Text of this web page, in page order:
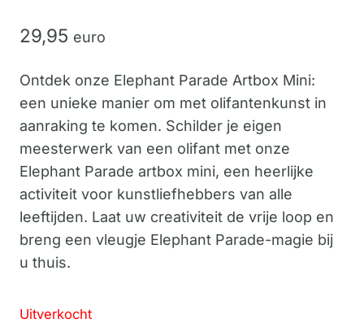
29,95 euro
Ontdek onze Elephant Parade Artbox Mini:
een unieke manier om met olifantenkunst in
aanraking te komen. Schilder je eigen
meesterwerk van een olifant met onze
Elephant Parade artbox mini, een heerlijke
activiteit voor kunstliefhebbers van alle
leeftijden. Laat uw creativiteit de vrije loop en
breng een vleugje Elephant Parade-magie bij
u thuis.
Uitverkocht